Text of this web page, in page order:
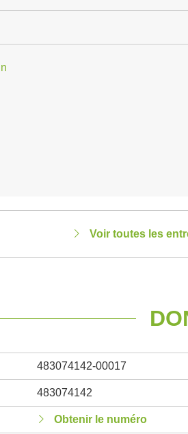
Voir toutes les
483074142-00017
483074142
Obtenir le numéro